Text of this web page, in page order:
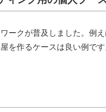
ークが普及しました。例
を作るケースは良い例です